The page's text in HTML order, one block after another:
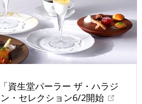
資生堂パーラー ザ・ハラジ
・セレクション6/2開始